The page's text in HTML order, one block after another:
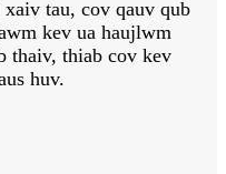
tau, cov qauv qub
kev ua haujlwm
thaiv, thiab cov kev
huv.